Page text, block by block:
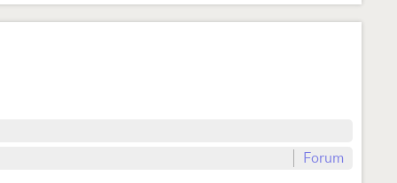
Forum